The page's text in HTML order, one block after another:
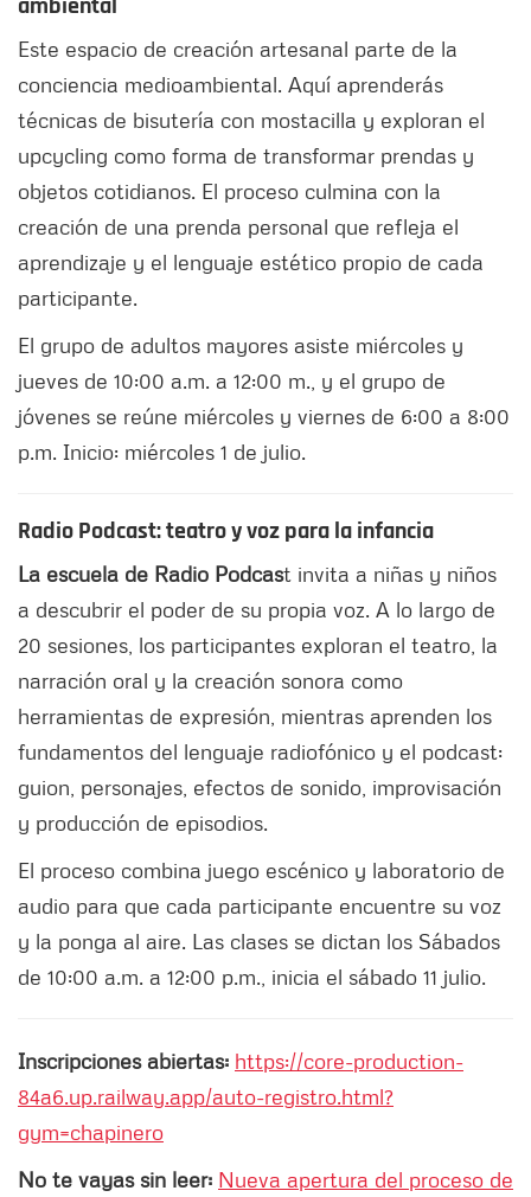
Este espacio de creación artesanal parte de la
conciencia medioambiental. Aquí aprenderás
técnicas de bisutería con mostacilla y exploran el
upcycling como forma de transformar prendas y
objetos cotidianos. El proceso culmina con la
creación de una prenda personal que refleja el
aprendizaje y el lenguaje estético propio de cada
participante.
El grupo de adultos mayores asiste miércoles y
jueves de 10:00 a.m. a 12:00 m., y el grupo de
jóvenes se reúne miércoles y viernes de 6:00 a 8:00
p.m. Inicio: miércoles 1 de julio.
Radio Podcast: teatro y voz para la infancia
La escuela de Radio Podcast invita a niñas y niños
a descubrir el poder de su propia voz. A lo largo de
20 sesiones, los participantes exploran el teatro, la
narración oral y la creación sonora como
herramientas de expresión, mientras aprenden los
fundamentos del lenguaje radiofónico y el podcast:
guion, personajes, efectos de sonido, improvisación
y producción de episodios.
El proceso combina juego escénico y laboratorio de
audio para que cada participante encuentre su voz
y la ponga al aire. Las clases se dictan los Sábados
de 10:00 a.m. a 12:00 p.m., inicia el sábado 11 julio.
Inscripciones abiertas: https://core-production-
84a6.up.railway.app/auto-registro.html?
gym=chapinero
No te vayas sin leer: Nueva apertura del proceso de